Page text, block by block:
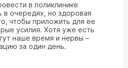
в поликлинике
в очередях, но здоровая
чтобы приложить для ее
усилия. Хотя уже есть
наше время и нервы –
за один день.